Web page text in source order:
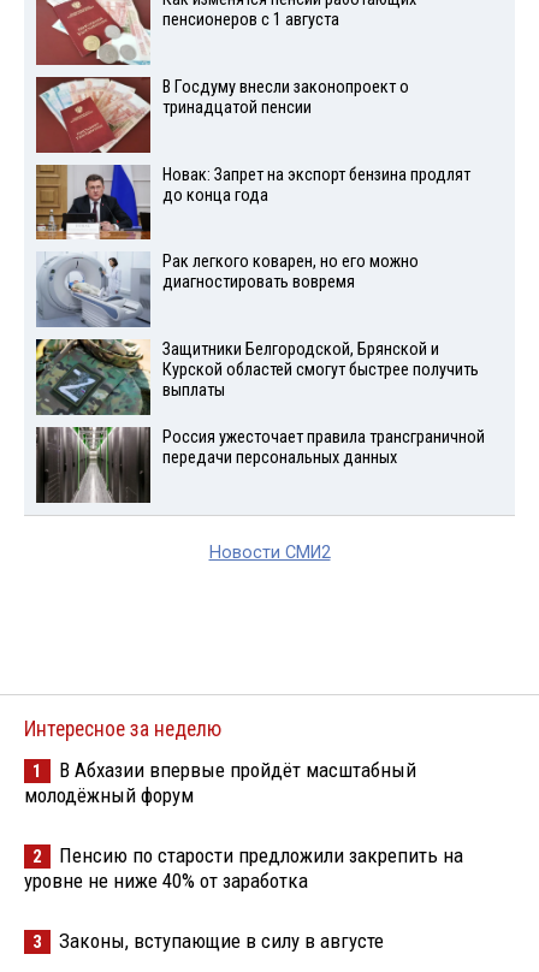
пенсионеров с 1 августа
В Госдуму внесли законопроект о
тринадцатой пенсии
Новак: Запрет на экспорт бензина продлят
до конца года
Рак легкого коварен, но его можно
диагностировать вовремя
Защитники Белгородской, Брянской и
Курской областей смогут быстрее получить
выплаты
Россия ужесточает правила трансграничной
передачи персональных данных
Новости СМИ2
Интересное за неделю
1
В Абхазии впервые пройдёт масштабный
молодёжный форум
2
Пенсию по старости предложили закрепить на
уровне не ниже 40% от заработка
3 Законы, вступающие в силу в августе